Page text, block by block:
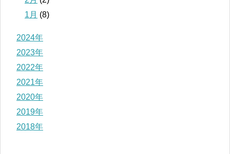
1月 (8)
2024年
2023年
2022年
2021年
2020年
2019年
2018年